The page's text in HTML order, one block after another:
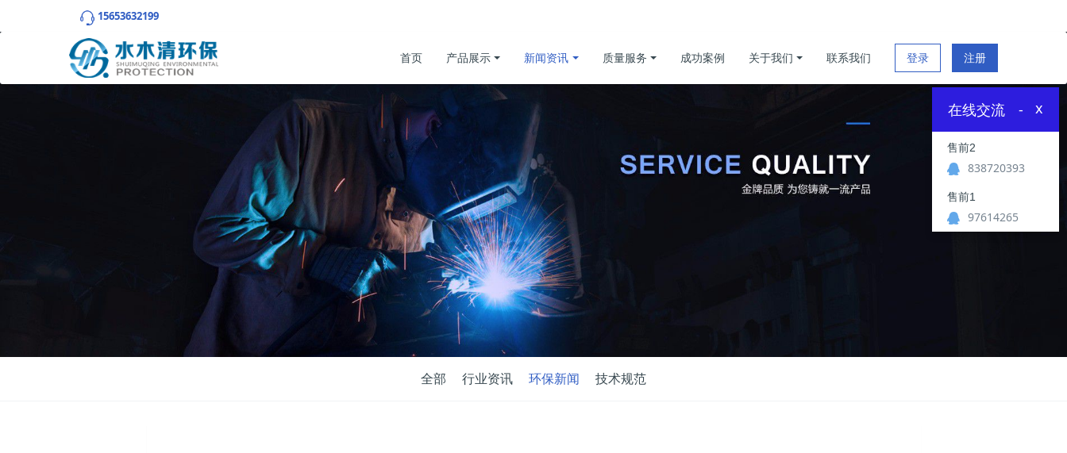
15653632199
登录 注册
首页 产品展示 新闻资讯 质量服务 成功案例 关于我们 联系我们
全部 行业资讯 环保新闻 技术规范
在线交流 x
-
售前2
838720393
售前1
97614265